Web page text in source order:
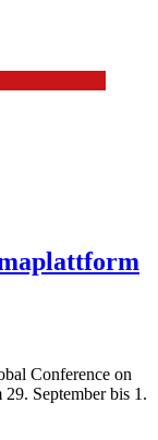
Conference on
September bis 1.